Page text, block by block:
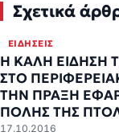
Σχετικά
ΕΙΔΉΣΕΙΣ
Η ΚΑΛΗ ΕΙΔΗΣΗ
ΣTO
THN ΠPAΞH
ΠOΛHΣ ΤΗΣ
17.10.2016